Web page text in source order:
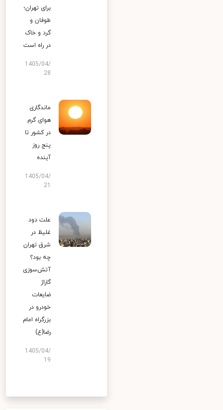
برای تهران؛
طوفان و
گرد و خاک
در راه است
1405/04/
28
ماندگاری
هوای گرم
در کشور تا
پنج روز
آینده
1405/04/
علت دود
غلیظ در
شرق تهران
چه بود؟
آتش‌سوزی
گاراژ
ضایعات
خودرو در
بزرگراه امام
رضا(ع)
1405/04/
19